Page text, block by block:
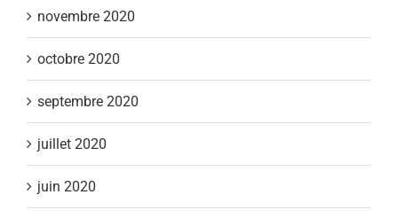
novembre 2020
octobre 2020
septembre 2020
juillet 2020
juin 2020